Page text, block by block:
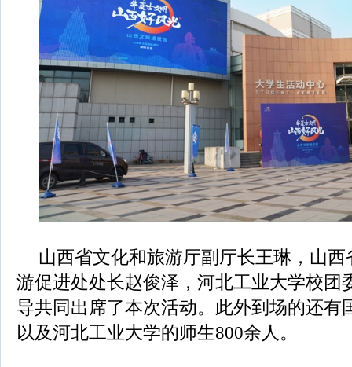
山西省文化和旅游厅副厅长王琳，山
游促进处处长赵俊泽，河北工业大学校团
导共同出席了本次活动。此外到场的还有
以及河北工业大学的师生800余人。